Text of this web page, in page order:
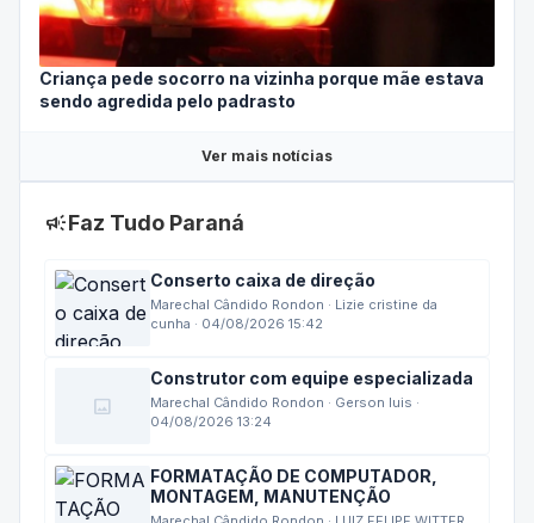
Criança pede socorro na vizinha porque mãe estava
sendo agredida pelo padrasto
campaignFaz Tudo Paraná
Conserto caixa de direção
Marechal Cândido Rondon · Lizie cristine da
image
Construtor com equipe especializada
Marechal Cândido Rondon · Gerson luis ·
FORMATAÇÃO DE COMPUTADOR,
MONTAGEM, MANUTENÇÃO